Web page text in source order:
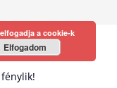
a cookie-k
Elfogadom